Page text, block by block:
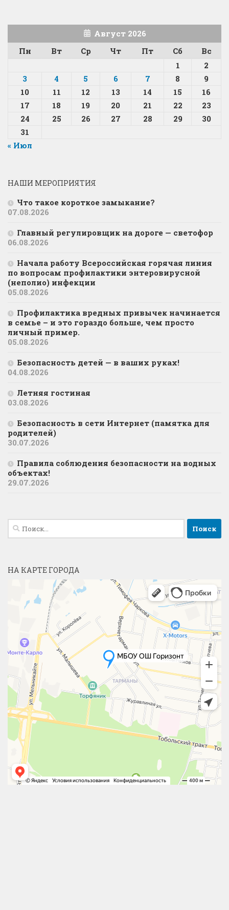
Август 2026
Пн
Вт Ср Чт Пт Сб
Вс
1
2
3
4 5 6 7 8
9
10
11 12 13 14 15
16
17
18 19 20 21 22
23
24
25 26 27 28 29
30
31
« Июл
НАШИ МЕРОПРИЯТИЯ
Что такое короткое замыкание?
07.08.2026
Главный регулировщик на дороге — светофор
06.08.2026
Начала работу Всероссийская горячая линия
по вопросам профилактики энтеровирусной
(неполио) инфекции
05.08.2026
Профилактика вредных привычек начинается
в семье – и это гораздо больше, чем просто
личный пример.
05.08.2026
Безопасность детей — в ваших руках!
04.08.2026
Летняя гостиная
03.08.2026
Безопасность в сети Интернет (памятка для
родителей)
30.07.2026
Правила соблюдения безопасности на водных
объектах!
29.07.2026
Найти:
НА КАРТЕ ГОРОДА